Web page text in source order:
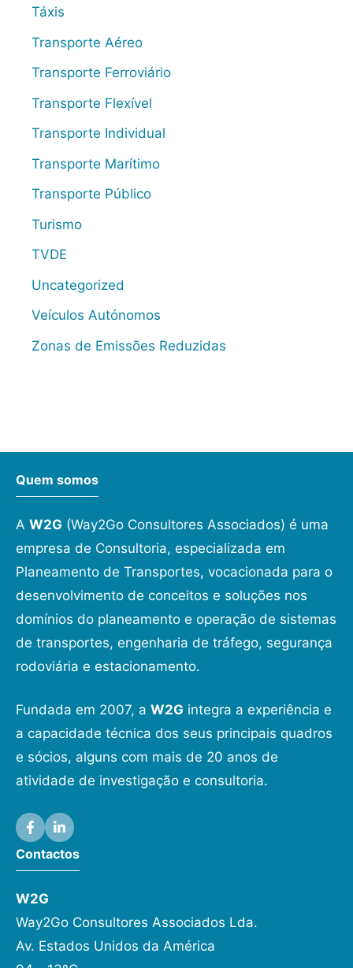
Táxis
Transporte Aéreo
Transporte Ferroviário
Transporte Flexível
Transporte Individual
Transporte Marítimo
Transporte Público
Turismo
TVDE
Uncategorized
Veículos Autónomos
Zonas de Emissões Reduzidas
Quem somos
A W2G (Way2Go Consultores Associados) é uma
empresa de Consultoria, especializada em
Planeamento de Transportes, vocacionada para o
desenvolvimento de conceitos e soluções nos
domínios do planeamento e operação de sistemas
de transportes, engenharia de tráfego, segurança
rodoviária e estacionamento.
Fundada em 2007, a W2G integra a experiência e
a capacidade técnica dos seus principais quadros
e sócios, alguns com mais de 20 anos de
atividade de investigação e consultoria.
Contactos
W2G
Way2Go Consultores Associados Lda.
Av. Estados Unidos da América